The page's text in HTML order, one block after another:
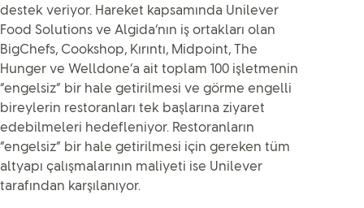
destek veriyor. Hareket kapsamında Unilever
Food Solutions ve Algida’nın iş ortakları olan
BigChefs, Cookshop, Kırıntı, Midpoint, The
Hunger ve Welldone’a ait toplam 100 işletmenin
“engelsiz” bir hale getirilmesi ve görme engelli
bireylerin restoranları tek başlarına ziyaret
edebilmeleri hedefleniyor. Restoranların
“engelsiz” bir hale getirilmesi için gereken tüm
altyapı çalışmalarının maliyeti ise Unilever
tarafından karşılanıyor.